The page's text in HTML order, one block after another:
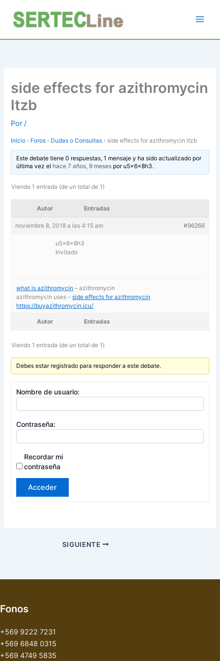
contenido
side effects for azithromycin
ltzb
Por/
Inicio › Foros › Dudas o Consultas › side effects for azithromycin ltzb
Este debate tiene 0 respuestas, 1 mensaje y ha sido actualizado por
última vez el hace 7 años, 9 mesespor u5x6x8h3.
Viendo 1 entrada (de un total de 1)
Autor Entradas
noviembre 8, 2018 a las 4:15 am #96266
u5x6x8h3
Invitado
what is azithromycin – azithromycin
azithromycin uses –side effects for azithromycin
https://buyazithromycin.icu/
Autor Entradas
Viendo 1 entrada (de un total de 1)
Debes estar registrado para responder a este debate.
Nombre de usuario:
Contraseña:
Recordar mi
contraseña
Acceder
SIGUIENTE
Fonos
+569 9222 7231
+569 6848 0315
+569 4749 5835